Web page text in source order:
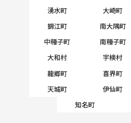
湧水町
大崎町
錦江町
南大隅町
中種子町
南種子町
大和村
宇検村
龍郷町
喜界町
天城町
伊仙町
知名町